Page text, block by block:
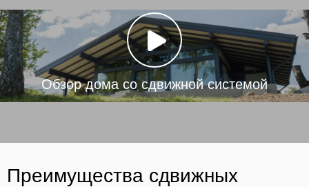
Обзор дома со сдвижной системой
Преимущества сдвижных